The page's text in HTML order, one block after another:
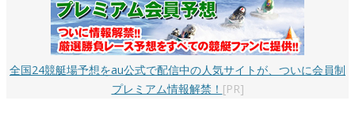
全国24競艇場予想をau公式で配信中の人気サイトが、ついに会員制
プレミアム情報解禁！ [PR]